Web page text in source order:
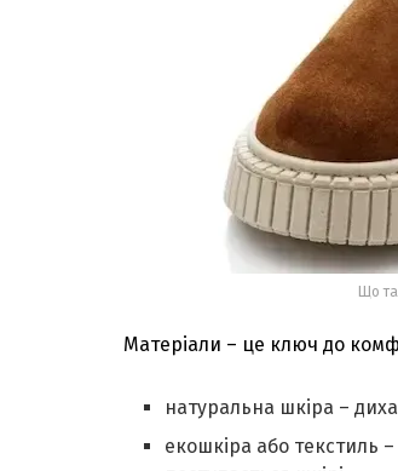
Що
Матеріали – це ключ до
натуральна шкіра –
екошкіра або текстиль